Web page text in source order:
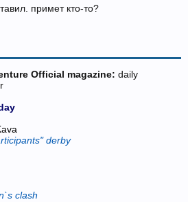
примет кто-то?
Official magazine: daily
derby
clash